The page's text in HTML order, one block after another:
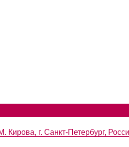
г. Санкт-Петербург,